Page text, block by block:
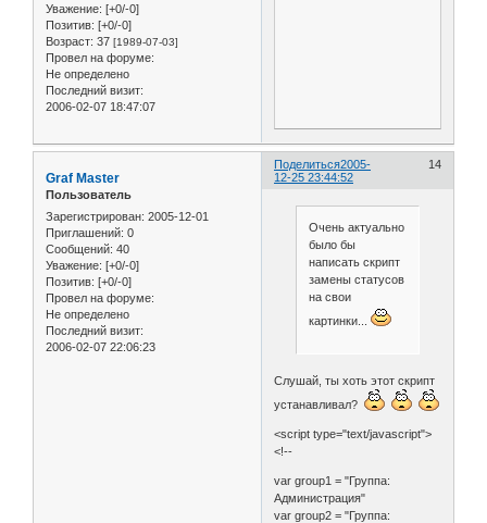
Уважение: [+0/-0]
Позитив: [+0/-0]
Возраст: 37 [1989-07-03]
Провел на форуме:
Не определено
Последний визит:
2006-02-07 18:47:07
Поделиться 14
2005-
12-25 23:44:52
Graf Master
Пользователь
Зарегистрирован: 2005-12-01
Приглашений: 0
Сообщений: 40
Уважение: [+0/-0]
Позитив: [+0/-0]
Провел на форуме:
Не определено
Последний визит:
2006-02-07 22:06:23
Очень актуально
было бы
написать скрипт
замены статусов
на свои
картинки...
Слушай, ты хоть этот скрипт
устанавливал?
<script type="text/javascript">
<!--
var group1 = "Группа:
Администрация"
var group2 = "Группа: